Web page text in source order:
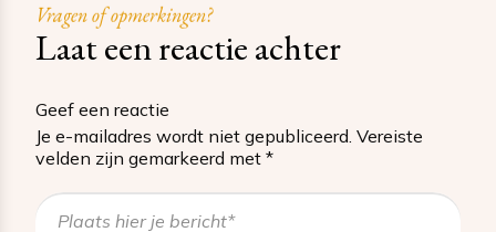
Vragen of opmerkingen?
Laat een reactie achter
Geef een reactie
Je e-mailadres wordt niet gepubliceerd. Vereiste
velden zijn gemarkeerd met *